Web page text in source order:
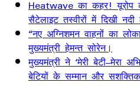
Heatwave का कहर! यूरोप
सैटेलाइट तस्वीरों में दिखी नदी
“नए अग्निशमन वाहनों का
मुख्यमंत्री हेमन्त सोरेन।
मुख्यमंत्री ने ‘मेरी बेटी–मेरा
बेटियों के सम्मान और